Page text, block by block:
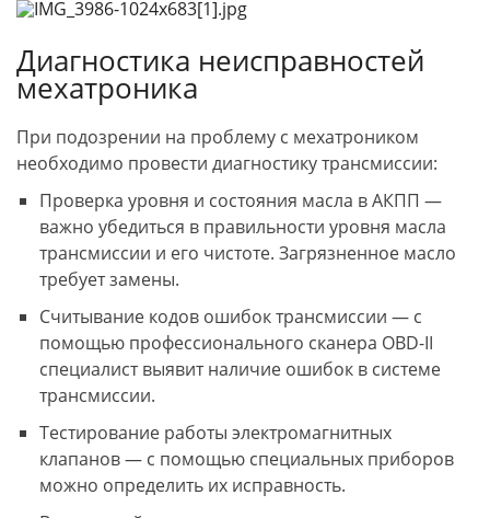
Диагностика неисправностей
мехатроника
При подозрении на проблему с мехатроником
необходимо провести диагностику трансмиссии:
Проверка уровня и состояния масла в АКПП —
важно убедиться в правильности уровня масла
трансмиссии и его чистоте. Загрязненное масло
требует замены.
Считывание кодов ошибок трансмиссии — с
помощью профессионального сканера OBD-II
специалист выявит наличие ошибок в системе
трансмиссии.
Тестирование работы электромагнитных
клапанов — с помощью специальных приборов
можно определить их исправность.